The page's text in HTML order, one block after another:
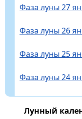
Фаза луны 27
Фаза луны 26
Фаза луны 25
Фаза луны 24
Лунный